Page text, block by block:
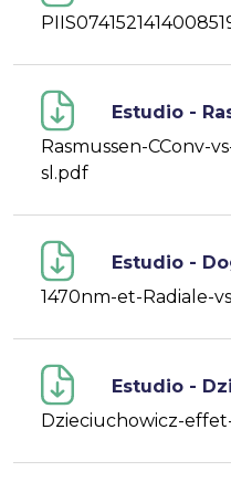
Estudio -
Rasmussen-CConv-
sl.pdf
Estudio -
1470nm-et-Radiale-
Estudio -
Dzieciuchowicz-